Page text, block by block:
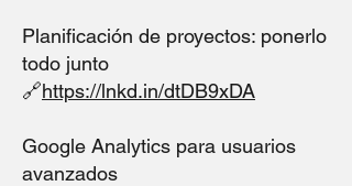
Planificación de proyectos: ponerlo
todo junto
🔗https://lnkd.in/dtDB9xDA
Google Analytics para usuarios
avanzados